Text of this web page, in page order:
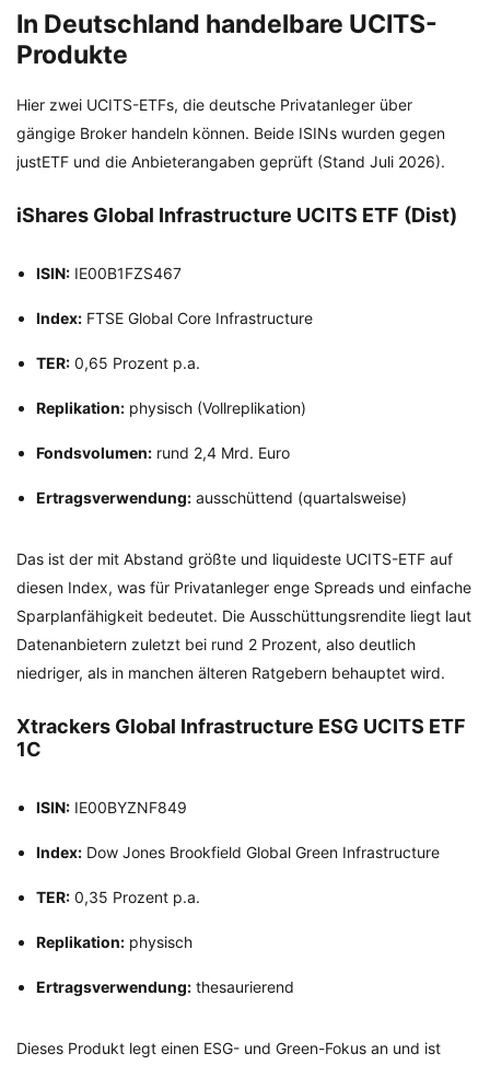
In Deutschland handelbare UCITS-
Produkte
Hier zwei UCITS-ETFs, die deutsche Privatanleger über
gängige Broker handeln können. Beide ISINs wurden gegen
justETF und die Anbieterangaben geprüft (Stand Juli 2026).
iShares Global Infrastructure UCITS ETF (Dist)
ISIN: IE00B1FZS467
Index: FTSE Global Core Infrastructure
TER: 0,65 Prozent p.a.
Replikation: physisch (Vollreplikation)
Fondsvolumen: rund 2,4 Mrd. Euro
Ertragsverwendung: ausschüttend (quartalsweise)
Das ist der mit Abstand größte und liquideste UCITS-ETF auf
diesen Index, was für Privatanleger enge Spreads und einfache
Sparplanfähigkeit bedeutet. Die Ausschüttungsrendite liegt laut
Datenanbietern zuletzt bei rund 2 Prozent, also deutlich
niedriger, als in manchen älteren Ratgebern behauptet wird.
Xtrackers Global Infrastructure ESG UCITS ETF
1C
ISIN: IE00BYZNF849
Index: Dow Jones Brookfield Global Green Infrastructure
TER: 0,35 Prozent p.a.
Replikation: physisch
Ertragsverwendung: thesaurierend
Dieses Produkt legt einen ESG- und Green-Fokus an und ist